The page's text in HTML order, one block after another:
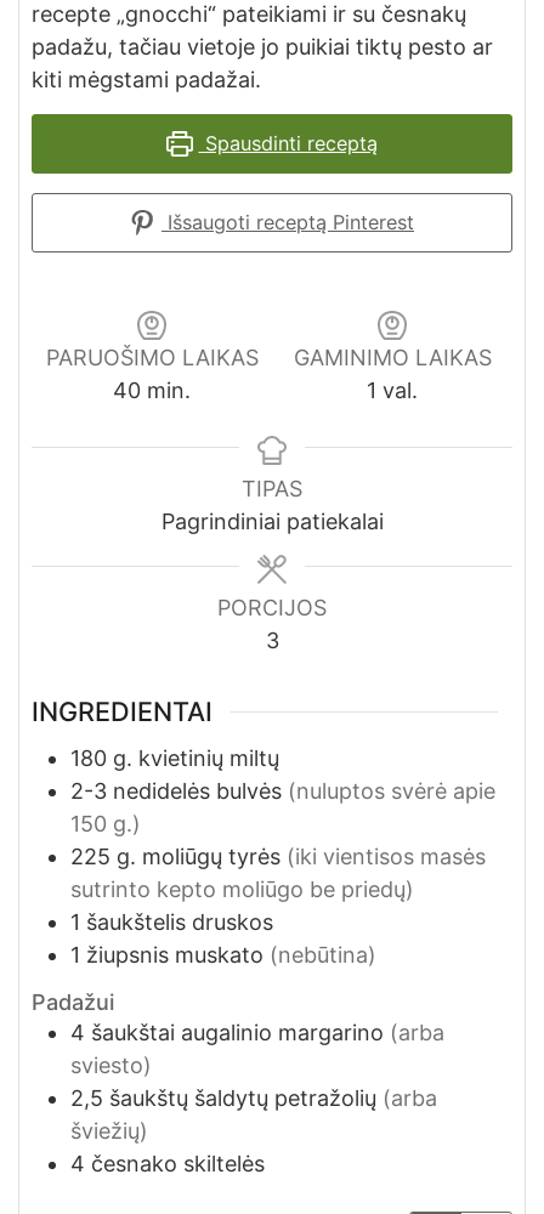
recepte „gnocchi“ pateikiami ir su česnakų
padažu, tačiau vietoje jo puikiai tiktų pesto ar
kiti mėgstami padažai.
Spausdinti receptą
Išsaugoti receptą Pinterest
PARUOŠIMO LAIKAS
40minutes
min.
GAMINIMO LAIKAS
1 val.
val.
TIPAS
Pagrindiniai patiekalai
PORCIJOS
3
INGREDIENTAI
180 g. kvietinių miltų
2-3 nedidelės bulvės (nuluptos svėrė apie
150 g.)
225 g. moliūgų tyrės (iki vientisos masės
sutrinto kepto moliūgo be priedų)
1 šaukštelis druskos
1 žiupsnis muskato (nebūtina)
Padažui
4 šaukštai augalinio margarino (arba
sviesto)
2,5 šaukštų šaldytų petražolių (arba
šviežių)
4 česnako skiltelės